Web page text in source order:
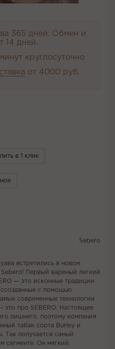
365 дней. Обмен и
14 дней.
круглосуточно
от 4000 руб.
в 1 клик
Sebero
встретились в новом
Первый вареный легкий
— это исконные традиции
с помощью
современные технологии
это про SEBERO. Настоящее
лишнего, поэтому компания
табак сорта Burley и
Так получается самый
сегменте. Он мягкий,